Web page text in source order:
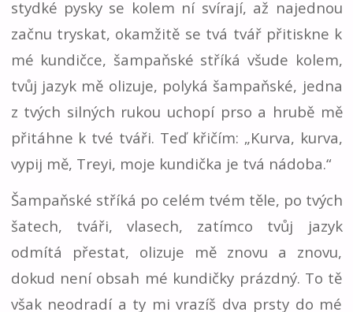
stydké pysky se kolem ní svírají, až najednou
začnu tryskat, okamžitě se tvá tvář přitiskne k
mé kundičce, šampaňské stříká všude kolem,
tvůj jazyk mě olizuje, polyká šampaňské, jedna
z tvých silných rukou uchopí prso a hrubě mě
přitáhne k tvé tváři. Teď křičím: „Kurva, kurva,
vypij mě, Treyi, moje kundička je tvá nádoba.“
Šampaňské stříká po celém tvém těle, po tvých
šatech, tváři, vlasech, zatímco tvůj jazyk
odmítá přestat, olizuje mě znovu a znovu,
dokud není obsah mé kundičky prázdný. To tě
však neodradí a ty mi vrazíš dva prsty do mé